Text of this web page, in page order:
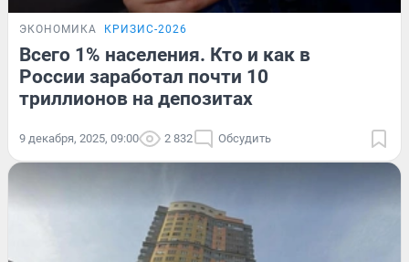
ЭКОНОМИКА КРИЗИС-2026
Всего 1% населения. Кто и как в
России заработал почти 10
триллионов на депозитах
9 декабря, 2025, 09:00 2 832 Обсудить